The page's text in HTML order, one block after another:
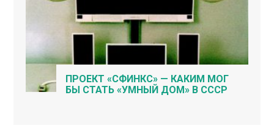
ПРОЕКТ «СФИНКС» — КАКИМ МОГ
БЫ СТАТЬ «УМНЫЙ ДОМ» В СССР